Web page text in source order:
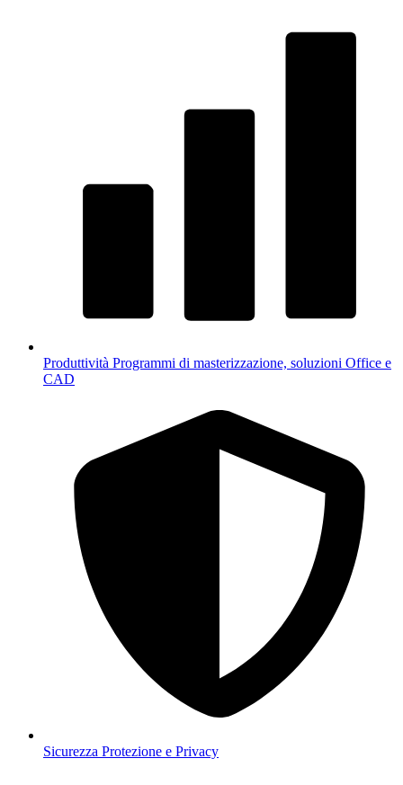
Produttività Programmi di masterizzazione, soluzioni Office e
CAD
Sicurezza Protezione e Privacy